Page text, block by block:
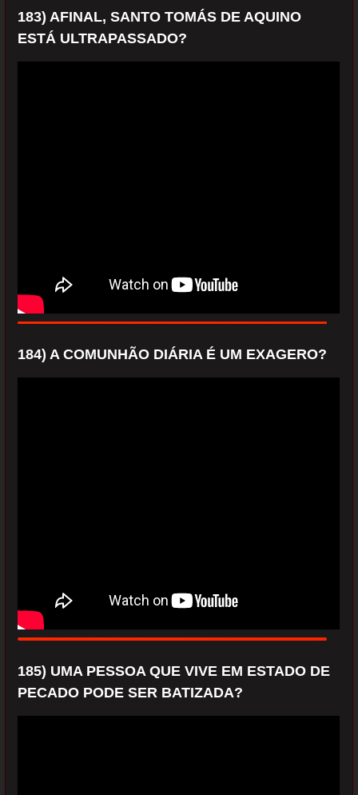
183) AFINAL, SANTO TOMÁS DE AQUINO
ESTÁ ULTRAPASSADO?
184) A COMUNHÃO DIÁRIA É UM EXAGERO?
185) UMA PESSOA QUE VIVE EM ESTADO DE
PECADO PODE SER BATIZADA?